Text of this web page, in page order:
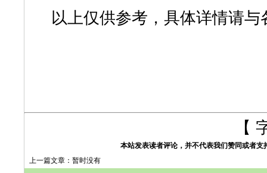
以上仅供参考，具体详情请与
【
本站发表读者评论，并不代表我们赞同或者
上一篇文章：暂时没有